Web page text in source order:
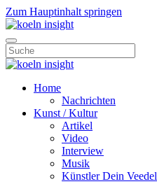
Zum Hauptinhalt springen
Home
Nachrichten
Kunst / Kultur
Artikel
Video
Interview
Musik
Künstler Dein Veedel